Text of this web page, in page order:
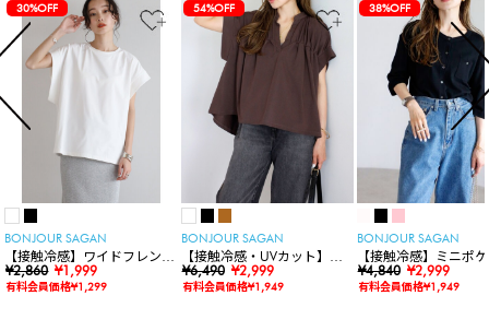
30%OFF
BONJOUR SAGAN
【接触冷感】ワイドフレンチ
スリーブTシャツ
¥2,860 ¥1,999
有料会員価格¥1,299
54%OFF
BONJOUR SAGAN
【接触冷感・UVカット】シ
ャーリングスキッパートップ
ス
¥6,490 ¥2,999
有料会員価格¥1,949
38%OFF
BONJOUR SAGAN
【接触冷感】ミニポ
袖ニットカーディガン
¥4,840 ¥2,999
有料会員価格¥1,949